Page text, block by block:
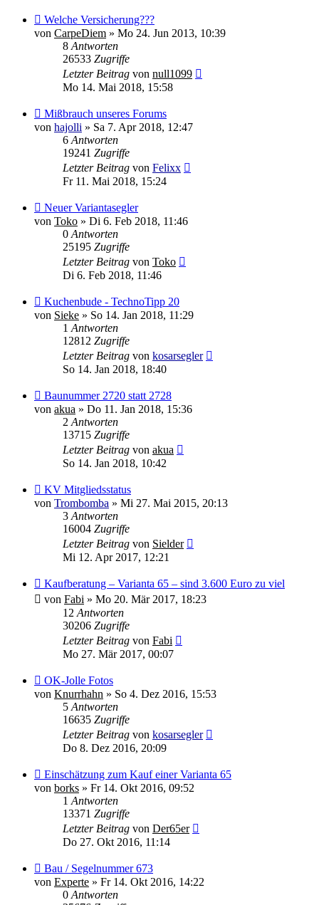
Welche Versicherung???
von CarpeDiem » Mo 24. Jun 2013, 10:39
8 Antworten
26533 Zugriffe
Letzter Beitrag von null1099
Mo 14. Mai 2018, 15:58
Mißbrauch unseres Forums
von hajolli » Sa 7. Apr 2018, 12:47
6 Antworten
19241 Zugriffe
Letzter Beitrag von Felixx
Fr 11. Mai 2018, 15:24
Neuer Variantasegler
von Toko » Di 6. Feb 2018, 11:46
0 Antworten
25195 Zugriffe
Letzter Beitrag von Toko
Di 6. Feb 2018, 11:46
Kuchenbude - TechnoTipp 20
von Sieke » So 14. Jan 2018, 11:29
1 Antworten
12812 Zugriffe
Letzter Beitrag von kosarsegler
So 14. Jan 2018, 18:40
Baunummer 2720 statt 2728
von akua » Do 11. Jan 2018, 15:36
2 Antworten
13715 Zugriffe
Letzter Beitrag von akua
So 14. Jan 2018, 10:42
KV Mitgliedsstatus
von Trombomba » Mi 27. Mai 2015, 20:13
3 Antworten
16004 Zugriffe
Letzter Beitrag von Sielder
Mi 12. Apr 2017, 12:21
Kaufberatung – Varianta 65 – sind 3.600 Euro zu viel
von Fabi » Mo 20. Mär 2017, 18:23
12 Antworten
30206 Zugriffe
Letzter Beitrag von Fabi
Mo 27. Mär 2017, 00:07
OK-Jolle Fotos
von Knurrhahn » So 4. Dez 2016, 15:53
5 Antworten
16635 Zugriffe
Letzter Beitrag von kosarsegler
Do 8. Dez 2016, 20:09
Einschätzung zum Kauf einer Varianta 65
von borks » Fr 14. Okt 2016, 09:52
1 Antworten
13371 Zugriffe
Letzter Beitrag von Der65er
Do 27. Okt 2016, 11:14
Bau / Segelnummer 673
von Experte » Fr 14. Okt 2016, 14:22
0 Antworten